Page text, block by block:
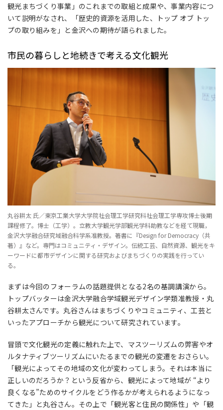
観光まちづくり事業」のこれまでの取組と成果や、事業内容につ
いて説明がなされ、「歴史的資源を活用した、トップ オブ トッ
プの取り組みを」と金沢への期待が語られました。
市民の暮らしと地続きで考える文化観光
丸谷耕太 氏／東京工業大学大学院社会理工学研究科社会理工学専攻博士後期
課程修了。博士（工学）。立教大学観光学部観光学科助教などを経て現職，
金沢大学融合研究域融合科学系准教授。著書に『Design for Democracy（共
著）』など。専門はコミュニティ・デザイン。伝統工芸、自然資源、観光をキ
ーワードに都市デザインに関する研究およびまちづくりの実践を行ってい
る。
まずは今回のフォーラムの話題提供となる2名の基調講演から。
トップバッターは金沢大学融合学域観光デザイン学類准教授・丸
谷耕太さんです。丸谷さんはまちづくりやコミュニティ、工芸と
いったアプローチから観光について研究されています。
冒頭で文化観光の定義に触れた上で、マスツーリズムの弊害やオ
ルタナティブツーリズムにいたるまでの観光の変遷をおさらい。
「観光によってその地域の文化が変わってしまう。それは本当に
正しいのだろうか？という反省から、観光によって地域が “より
良くなる”ためのサイクルをどう作るかが考えられるようになっ
てきた」と丸谷さん。その上で「観光客と住民の関係性」や「観